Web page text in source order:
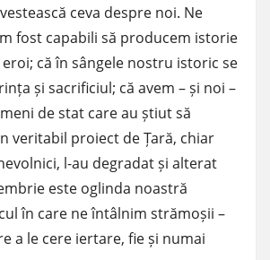
ceva despre noi. Ne
fost capabili să producem istorie
că în sângele nostru istoric se
și sacrificiul; că avem – și noi –
de stat care au știut să
veritabil proiect de Țară, chiar
l-au degradat și alterat
este oglinda noastră
în care ne întâlnim strămoșii –
a le cere iertare, fie și numai